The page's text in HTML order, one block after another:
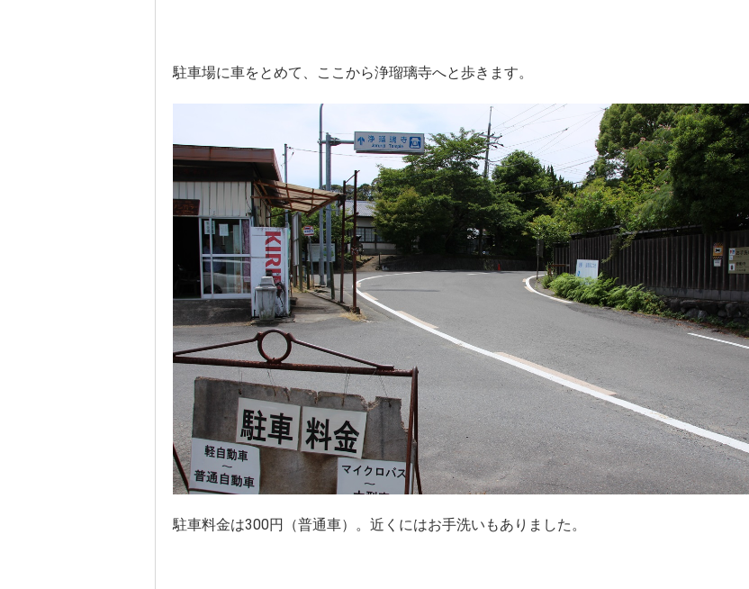
駐車場に車をとめて、ここから浄瑠璃寺へと歩きます。
駐車料金は300円（普通車）。近くにはお手洗いもありました。